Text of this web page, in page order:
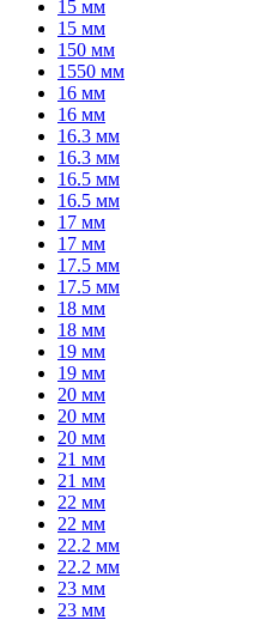
15 мм
15 мм
150 мм
1550 мм
16 мм
16 мм
16.3 мм
16.3 мм
16.5 мм
16.5 мм
17 мм
17 мм
17.5 мм
17.5 мм
18 мм
18 мм
19 мм
19 мм
20 мм
20 мм
20 мм
21 мм
21 мм
22 мм
22 мм
22.2 мм
22.2 мм
23 мм
23 мм